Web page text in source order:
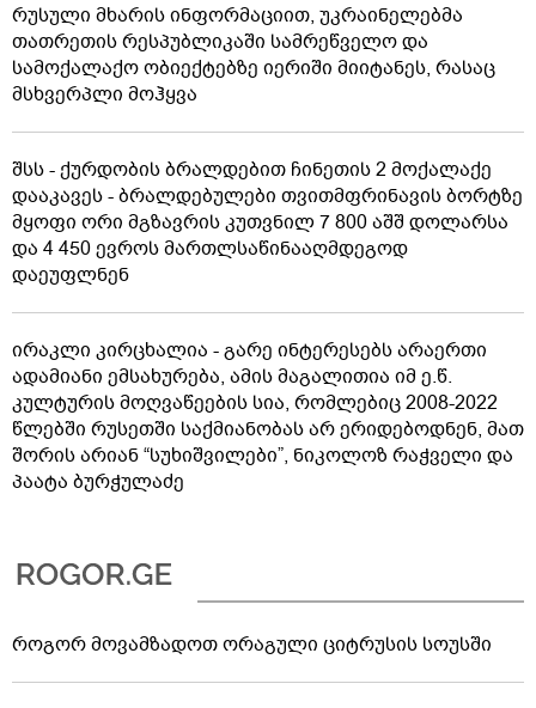
რუსული მხარის ინფორმაციით, უკრაინელებმა
თათრეთის რესპუბლიკაში სამრეწველო და
სამოქალაქო ობიექტებზე იერიში მიიტანეს, რასაც
მსხვერპლი მოჰყვა
შსს - ქურდობის ბრალდებით ჩინეთის 2 მოქალაქე
დააკავეს - ბრალდებულები თვითმფრინავის ბორტზე
მყოფი ორი მგზავრის კუთვნილ 7 800 აშშ დოლარსა
და 4 450 ევროს მართლსაწინააღმდეგოდ
დაეუფლნენ
ირაკლი კირცხალია - გარე ინტერესებს არაერთი
ადამიანი ემსახურება, ამის მაგალითია იმ ე.წ.
კულტურის მოღვაწეების სია, რომლებიც 2008-2022
წლებში რუსეთში საქმიანობას არ ერიდებოდნენ, მათ
შორის არიან “სუხიშვილები”, ნიკოლოზ რაჭველი და
პაატა ბურჭულაძე
როგორ მოვამზადოთ ორაგული ციტრუსის სოუსში